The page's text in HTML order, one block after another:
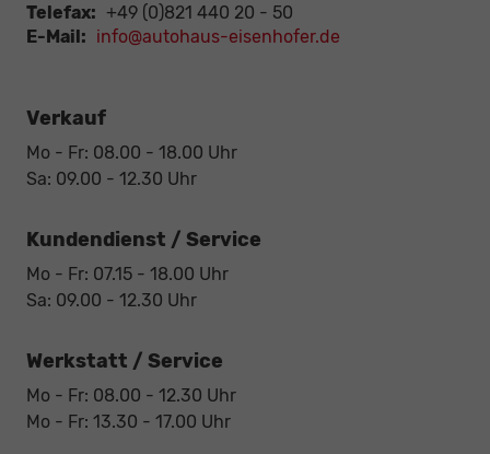
Telefax: +49 (0)821 440 20 - 50
E-Mail: info@autohaus-eisenhofer.de
Verkauf
Mo - Fr: 08.00 - 18.00 Uhr
Sa: 09.00 - 12.30 Uhr
Kundendienst / Service
Mo - Fr: 07.15 - 18.00 Uhr
Sa: 09.00 - 12.30 Uhr
Werkstatt / Service
Mo - Fr: 08.00 - 12.30 Uhr
Mo - Fr: 13.30 - 17.00 Uhr